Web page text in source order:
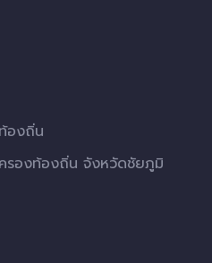
องถิ่น
รองท้องถิ่น จังหวัดชัยภูมิ